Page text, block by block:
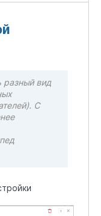
разный вид
С